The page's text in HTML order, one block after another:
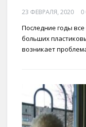
23 ФЕВРАЛЯ, 2020 0
Последние годы
больших
возникает